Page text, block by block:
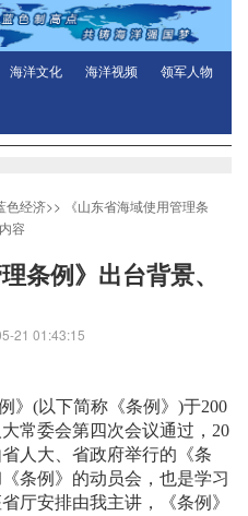
海洋文化 海洋视频 领军人物
色经济>>
《山东省海域使用管理条
容
条例》出台背景、
21 01:43:15
》 (以下简称《条例》 )于200
常委会第四次会议通过， 20
人大、省政府举行的《条
条例》的动员会，也是学习
厅安排由我主讲，《条例》